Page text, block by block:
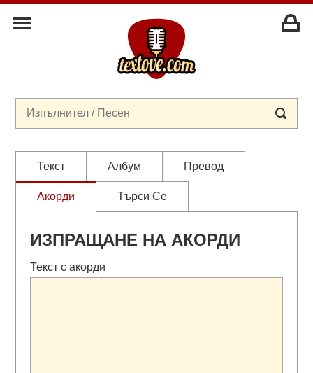
Текст Албум Превод
Акорди Търси Се
ИЗПРАЩАНЕ НА АКОРДИ
Текст с акорди